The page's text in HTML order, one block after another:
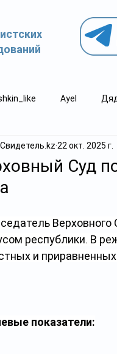
Ayel
Свидетель.kz
Суд
Свидетель.kz 22 окт. 2025 г.
республики. В
и
показатели: